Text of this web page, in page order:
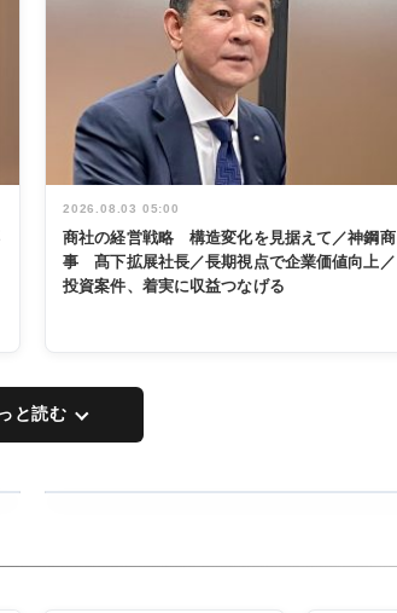
2026.08.03 05:00
商社の経営戦略 構造変化を見据えて／神鋼商
事 髙下拡展社長／長期視点で企業価値向上／
投資案件、着実に収益つなげる
と読む